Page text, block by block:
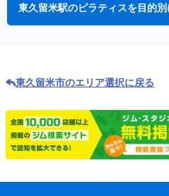
東久留米駅のピラティスを目的
東久留米市のエリア選択に戻る